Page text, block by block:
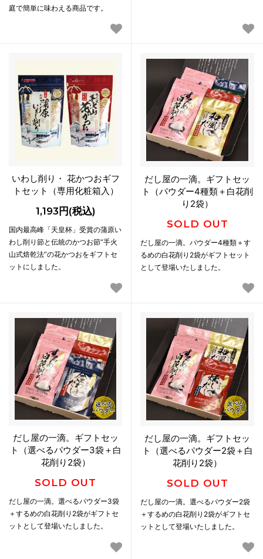
庭で簡単に味わえる商品です。
いわし削り・ 花かつおギフ
トセット（専用化粧箱入）
1,193円(税込)
国内最高峰「天皇杯」受賞の蒲原い
わし削り節と伝統のかつお節“手火
山式焙乾法”の花かつおをギフトセ
ットにしました。
だし屋の一滴。ギフトセッ
ト（パウダー4種類＋白花削
り2袋）
SOLD OUT
だし屋の一滴。パウダー4種類＋す
るめの白花削り2袋がギフトセット
として登場いたしました。
だし屋の一滴。ギフトセッ
ト（選べるパウダー3袋＋白
花削り2袋）
SOLD OUT
だし屋の一滴。選べるパウダー3袋
＋するめの白花削り2袋がギフトセ
ットとして登場いたしました。
だし屋の一滴。ギフトセッ
ト（選べるパウダー2袋＋白
花削り2袋）
SOLD OUT
だし屋の一滴。選べるパウダー2袋
＋するめの白花削り2袋がギフトセ
ットとして登場いたしました。